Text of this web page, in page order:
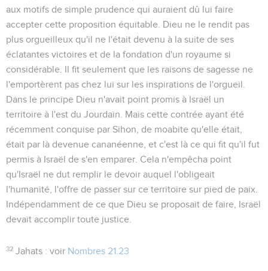
aux motifs de simple prudence qui auraient dû lui faire
accepter cette proposition équitable. Dieu ne le rendit pas
plus orgueilleux qu'il ne l'était devenu à la suite de ses
éclatantes victoires et de la fondation d'un royaume si
considérable. Il fit seulement que les raisons de sagesse ne
l'emportèrent pas chez lui sur les inspirations de l'orgueil.
Dans le principe Dieu n'avait point promis à Israël un
territoire à l'est du Jourdain. Mais cette contrée ayant été
récemment conquise par Sihon, de moabite qu'elle était,
était par là devenue cananéenne, et c'est là ce qui fit qu'il fut
permis à Israël de s'en emparer. Cela n'empêcha point
qu'Israël ne dut remplir le devoir auquel l'obligeait
l'humanité, l'offre de passer sur ce territoire sur pied de paix.
Indépendamment de ce que Dieu se proposait de faire, Israël
devait accomplir toute justice.
32 Jahats : voir Nombres 21.23